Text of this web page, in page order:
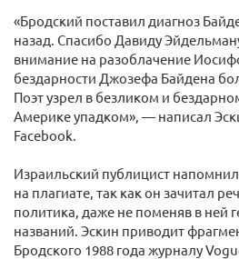
«Бродский поставил диагноз
назад. Спасибо Давиду
внимание на разоблачение
бездарности Джозефа Байдена
Поэт узрел в безликом и
Америке упадком», — написал
Facebook.
Израильский публицист
на плагиате, так как он зачитал
политика, даже не поменяв в ней
названий. Эскин приводит
Бродского 1988 года журналу